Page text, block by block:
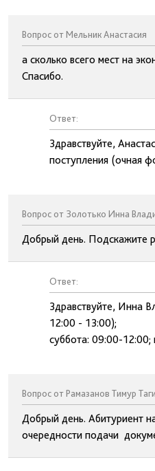
Вопрос от Мельник Анастасия
а сколько всего мест на
Спасибо.
Ответ:
Здравствуйте,
поступления (очная
Вопрос от Золотько Инна
Добрый день. Подскажите
Ответ:
Здравствуйте, Инна
12:00 - 13:00);
суббота: 09:00-12:00;
Вопрос от Рамазанов Тимур
Добрый день. Абитуриент
очередности подачи